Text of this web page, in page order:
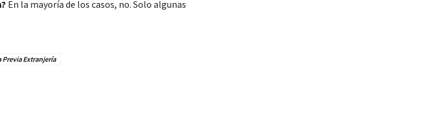
En la mayoría de los casos, no. Solo algunas
Previa Extranjería